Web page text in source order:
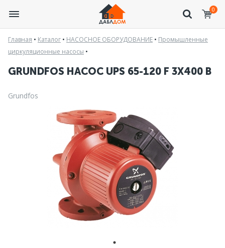
0
Главная • Каталог • НАСОСНОЕ ОБОРУДОВАНИЕ • Промышленные
циркуляционные насосы •
GRUNDFOS НАСОС UPS 65-120 F 3Х400 В
Grundfos